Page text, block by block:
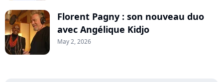
Florent Pagny : son nouveau duo
avec Angélique Kidjo
May 2, 2026